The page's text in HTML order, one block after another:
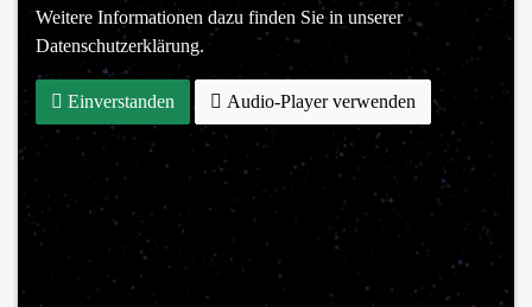
Weitere Informationen dazu finden Sie in unserer
Datenschutzerklärung.
Einverstanden Audio-Player verwenden